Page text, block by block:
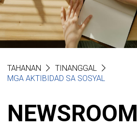
TAHANAN
TINANGGAL
MGA AKTIBIDAD SA SOSYAL
NEWSROOM